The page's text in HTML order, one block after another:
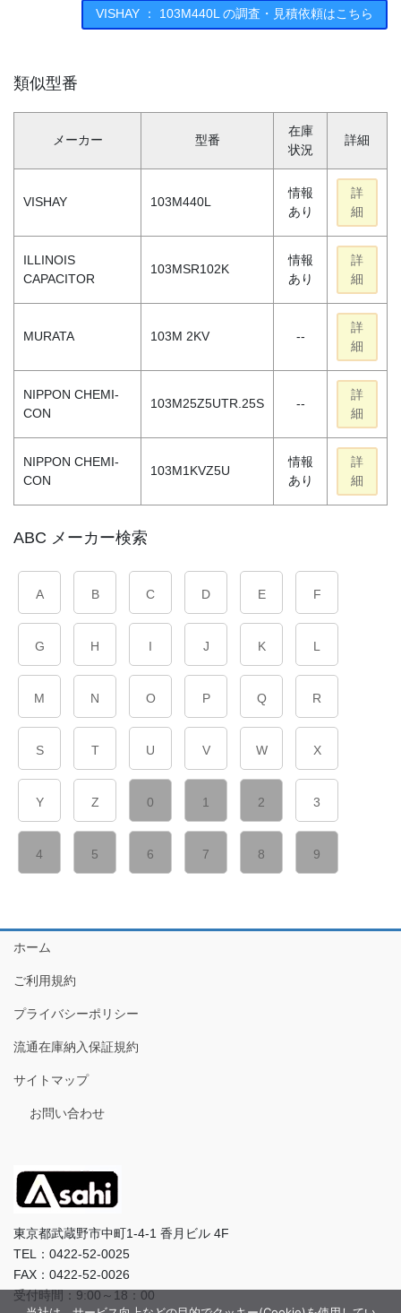
VISHAY ： 103M440L の調査・見積依頼はこちら
類似型番
メーカー 型番
在庫
状況
詳細
VISHAY 103M440L
情報
あり
詳
細
ILLINOIS
CAPACITOR
103MSR102K
情報
あり
詳
細
MURATA 103M 2KV --
詳
細
NIPPON CHEMI-
CON
103M25Z5UTR.25S --
詳
細
NIPPON CHEMI-
CON
103M1KVZ5U
情報
あり
詳
細
ABC メーカー検索
A B C D E F
G H I J K L
M N O P Q R
S T U V W X
Y Z 0 1 2 3
4 5 6 7 8 9
ホーム
ご利用規約
プライバシーポリシー
流通在庫納入保証規約
サイトマップ
お問い合わせ
東京都武蔵野市中町1-4-1 香月ビル 4F
TEL：0422-52-0025
FAX：0422-52-0026
受付時間：9:00～18：00